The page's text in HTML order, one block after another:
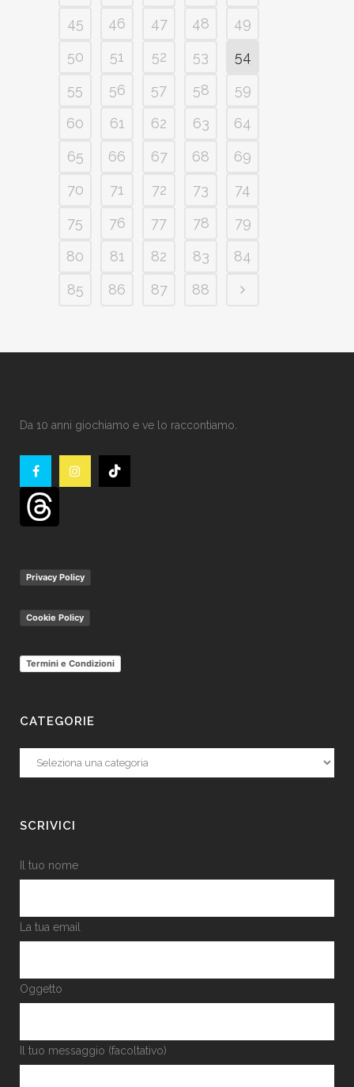
45
46 47 48
49
50
51 52 53
54
55
56 57 58
59
60
61 62 63
64
65
66 67 68
69
70
71 72 73
74
75
76 77 78
79
80
81 82 83
84
85
86 87 88
Da 10 anni giochiamo e ve lo raccontiamo.
Privacy Policy
Cookie Policy
Termini e Condizioni
CATEGORIE
Categorie
SCRIVICI
Il tuo nome
La tua email
Oggetto
Il tuo messaggio (facoltativo)